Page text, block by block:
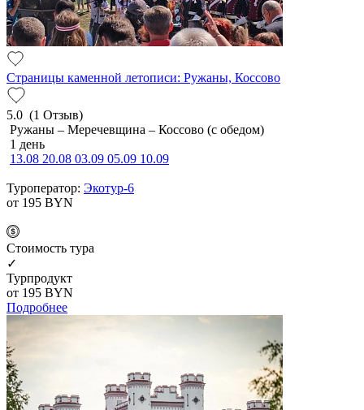
Страницы каменной летописи: Ружаны, Коссово
5.0 (1 Отзыв)
Ружаны – Меречевщина – Коссово (с обедом)
1 день
13.08 20.08 03.09 05.09 10.09
Туроператор: Экотур-6
от 195 BYN
Cтоимость тура
✓
Турпродукт
от 195 BYN
Подробнее